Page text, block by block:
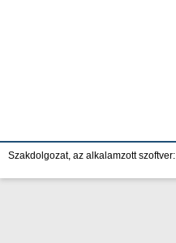
Szakdolgozat, az alkalamzott szoftver: